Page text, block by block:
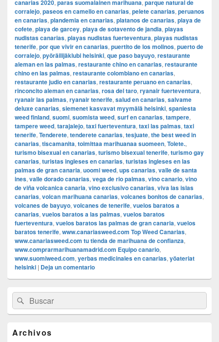
canarias 2020, paras suomalainen marihuana, parque natural de
corralejo, paseos en camello en canarias, pelete canarias, peruanos
en canarias, plandemia en canarias, platanos de canarias, playa de
cofete, playa de garcey, playa de sotavento de jandia, playas
nudistas canarias, playas nudistas fuerteventura, playas nudistas
tenerife, por que vivir en canarias, puertito de los molinos, puerto de
corralejo, pyöräilijäklubi helsinki, que paso bayuyo, restaurante
aleman en las palmas, restaurante chino en canarias, restaurante
chino en las palmas, restaurante colombiano en canarias,
restaurante judio en canarias, restaurante peruano en canarias,
rinconcito aleman en canarias, rosa del taro, ryanair fuerteventura,
ryanair las palmas, ryanair tenerife, salud en canarias, salvame
deluxe canarias, siemenet kasvavat myymälä helsinki, spaniesta
weed finland, suomi, suomista weed, surf en canarias, tampere,
tampere weed, tarajalejo, taxi fuerteventura, taxi las palmas, taxi
tenerife, Tenderete, tenderete canarias, tesjuate, the best weed in
canarias, tiscamanita, toimittaa marihuanaa suomeen, Tolete.,
turismo bisexual en canarias, turismo bisexual tenerife, turismo gay
canarias, turistas ingleses en canarias, turistas ingleses en las
palmas de gran canaria, uoomi weed, ups canarias, valle de santa
ines, valle dorado canarias, vega de rio palmas, vino canario, vino
de viña volcanica canaria, vino exclusivo canarias, viva las islas
canarias, volcan marihuana canarias, volcanes bonitos de canarias,
volcanes de bayuyo, volcanes de tenerife, vuelos baratos a
canarias, vuelos baratos a las palmas, vuelos baratos
fuerteventura, vuelos baratos las palmas de gran canaria, vuelos
baratos tenerife, www.canariasweed.com Top Weed Canarias,
www.canariasweed.com tu tienda de marihuana de confianza,
www.comprarmarihuanamadrid.com Equipo canario,
www.suomiweed.com, yerbas medicinales en canarias, yöateriat
helsinki | Deja un comentario
área
de
widget
lateral
Buscar
por:
Buscar
Archivos